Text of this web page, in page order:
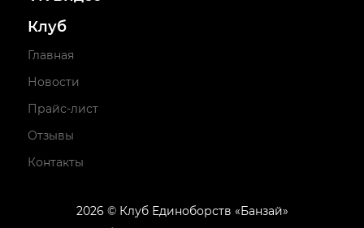
Клуб
Главная
Новости
Прайс-лист
Отзывы
Контакты
2026 © Клуб Единоборств «Банзай»